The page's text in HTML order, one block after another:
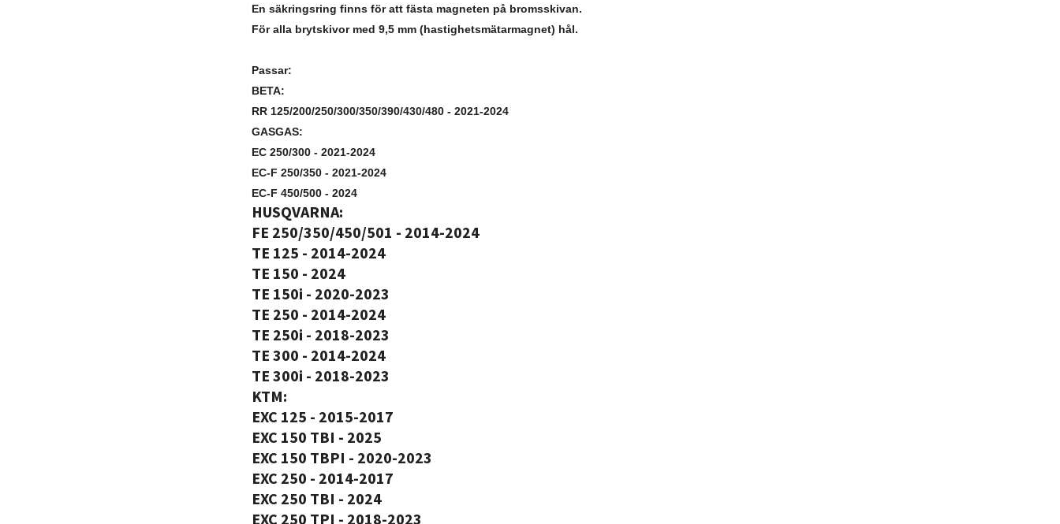
En säkringsring finns för att fästa magneten på bromsskivan.
För alla brytskivor med 9,5 mm (hastighetsmätarmagnet) hål.
Passar:
BETA:
RR 125/200/250/300/350/390/430/480 - 2021-2024
GASGAS:
EC 250/300 - 2021-2024
EC-F 250/350 - 2021-2024
EC-F 450/500 - 2024
HUSQVARNA:
FE 250/350/450/501 - 2014-2024
TE 125 - 2014-2024
TE 150 - 2024
TE 150i - 2020-2023
TE 250 - 2014-2024
TE 250i - 2018-2023
TE 300 - 2014-2024
TE 300i - 2018-2023
KTM:
EXC 125 - 2015-2017
EXC 150 TBI - 2025
EXC 150 TBPI - 2020-2023
EXC 250 - 2014-2017
EXC 250 TBI - 2024
EXC 250 TPI - 2018-2023